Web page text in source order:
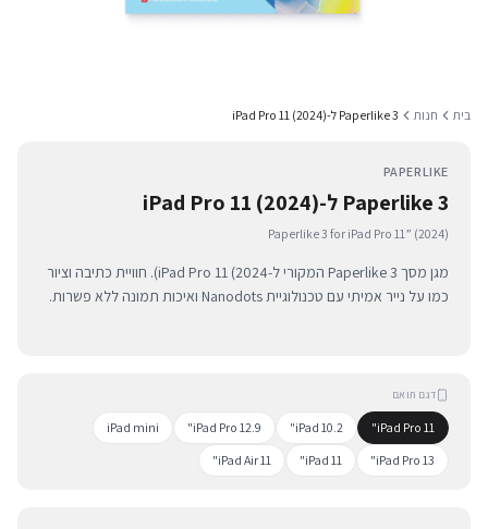
בית חנות Paperlike 3 ל-iPad Pro 11 (2024)
PAPERLIKE
Paperlike 3 ל-iPad Pro 11 (2024)
Paperlike 3 for iPad Pro 11” (2024)
מגן מסך Paperlike 3 המקורי ל-iPad Pro 11 (2024). חוויית כתיבה וציור
כמו על נייר אמיתי עם טכנולוגיית Nanodots ואיכות תמונה ללא פשרות.
דגם תואם
iPad Pro 11"
iPad 10.2"
iPad Pro 12.9"
iPad mini
iPad Pro 13"
iPad 11"
iPad Air 11"